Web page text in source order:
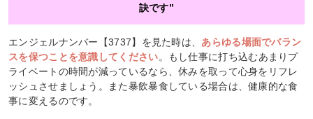
訣です”
エンジェルナンバー【3737】を見た時は、 あらゆる場面でバラン
スを保つことを意識してください。もし仕事に打ち込むあまりプ
ライベートの時間が減っているなら、休みを取って心身をリフレ
ッシュさせましょう。また暴飲暴食している場合は、健康的な食
事に変えるのです。